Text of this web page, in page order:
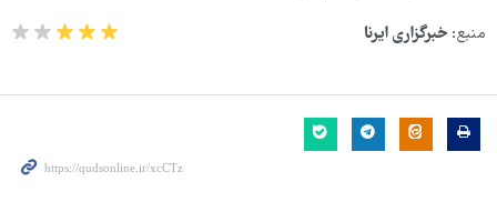
منبع: خبرگزاری ایرنا